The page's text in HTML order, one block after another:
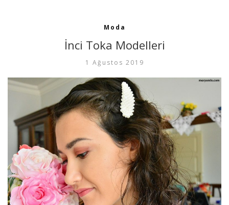
Moda
İnci Toka Modelleri
1 Ağustos 2019